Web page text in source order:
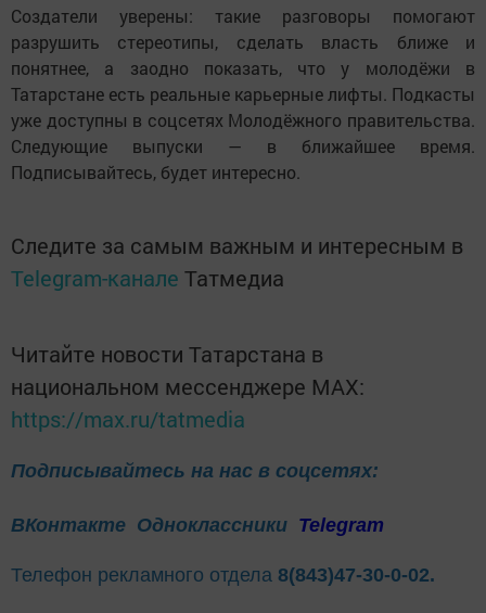
Создатели уверены: такие разговоры помогают
разрушить стереотипы, сделать власть ближе и
понятнее, а заодно показать, что у молодёжи в
Татарстане есть реальные карьерные лифты. Подкасты
уже доступны в соцсетях Молодёжного правительства.
Следующие выпуски — в ближайшее время.
Подписывайтесь, будет интересно.
Следите за самым важным и интересным в
Telegram-канале Татмедиа
Читайте новости Татарстана в
национальном мессенджере MАХ:
https://max.ru/tatmedia
Подписывайтесь на нас в соцсетях:
ВКонтакте Одноклассники Telegram
Телефон рекламного отдела 8(843)47-30-0-02.